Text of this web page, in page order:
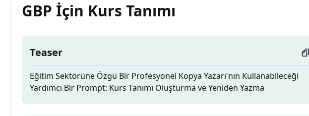
GBP İçin Kurs Tanımı
Teaser
Eğitim Sektörüne Özgü Bir Profesyonel Kopya Yazarı'nın Kullanabileceği
Yardımcı Bir Prompt: Kurs Tanımı Oluşturma ve Yeniden Yazma